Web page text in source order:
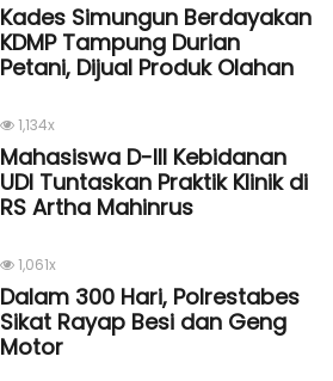
Kades Simungun Berdayakan
KDMP Tampung Durian
Petani, Dijual Produk Olahan
1,134x
Mahasiswa D-III Kebidanan
UDI Tuntaskan Praktik Klinik di
RS Artha Mahinrus
1,061x
Dalam 300 Hari, Polrestabes
Sikat Rayap Besi dan Geng
Motor